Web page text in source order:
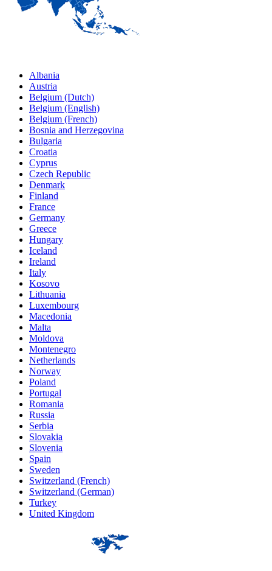
Albania
Austria
Belgium (Dutch)
Belgium (English)
Belgium (French)
Bosnia and Herzegovina
Bulgaria
Croatia
Cyprus
Czech Republic
Denmark
Finland
France
Germany
Greece
Hungary
Iceland
Ireland
Italy
Kosovo
Lithuania
Luxembourg
Macedonia
Malta
Moldova
Montenegro
Netherlands
Norway
Poland
Portugal
Romania
Russia
Serbia
Slovakia
Slovenia
Spain
Sweden
Switzerland (French)
Switzerland (German)
Turkey
United Kingdom